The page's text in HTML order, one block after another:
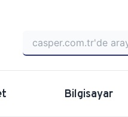
Bilgisayar